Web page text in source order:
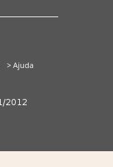
> Ajuda